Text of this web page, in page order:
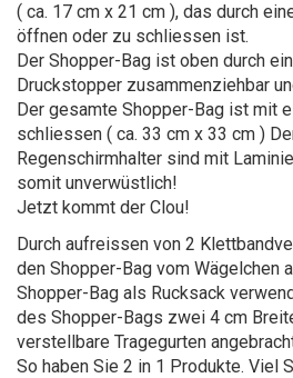
( ca. 17 cm x 21 cm ), das durch
öffnen oder zu schliessen ist.
Der Shopper-Bag ist oben durch
Druckstopper zusammenziehbar
Der gesamte Shopper-Bag ist mit
schliessen ( ca. 33 cm x 33 cm )
Regenschirmhalter sind mit
somit unverwüstlich!
Jetzt kommt der Clou!
Durch aufreissen von 2
den Shopper-Bag vom Wägelchen
Shopper-Bag als Rucksack
des Shopper-Bags zwei 4 cm
verstellbare Tragegurten
So haben Sie 2 in 1 Produkte. Viel